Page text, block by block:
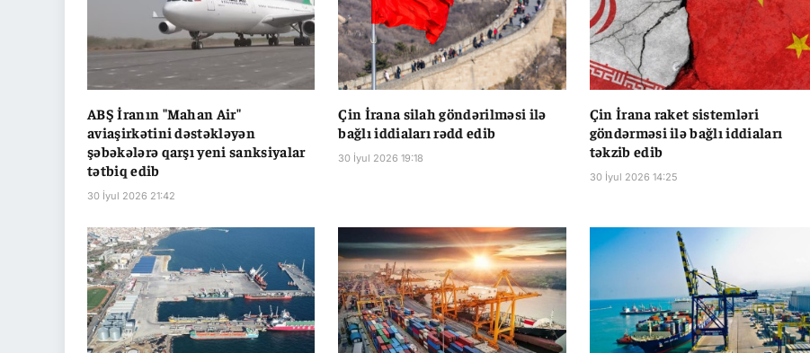
ABŞ İranın "Mahan Air"
aviaşirkətini dəstəkləyən
şəbəkələrə qarşı yeni sanksiyalar
tətbiq edib
30 İyul 2026 21:42
Çin İrana silah göndərilməsi ilə
bağlı iddiaları rədd edib
30 İyul 2026 19:18
Çin İrana raket sistemləri
göndərməsi ilə bağlı iddiaları
təkzib edib
30 İyul 2026 14:25